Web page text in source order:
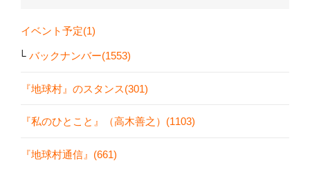
イベント予定(1)
バックナンバー(1553)
『地球村』のスタンス(301)
『私のひとこと』（高木善之）(1103)
『地球村通信』(661)